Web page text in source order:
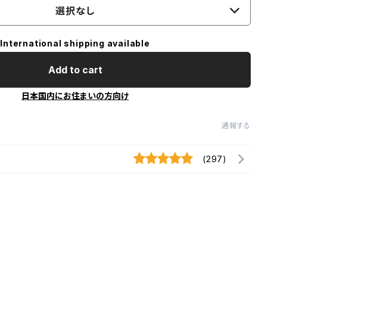
選択なし
International shipping available
Add to cart
日本国内にお住まいの方向け
通報する
(297)